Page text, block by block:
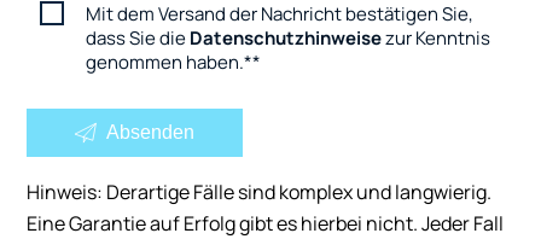
Mit dem Versand der Nachricht bestätigen Sie,
dass Sie die Datenschutzhinweisezur Kenntnis
genommen haben.*
Absenden
Hinweis: Derartige Fälle sind komplex und langwierig.
Eine Garantie auf Erfolg gibt es hierbei nicht. Jeder Fall